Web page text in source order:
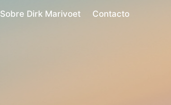
Sobre Dirk Marivoet
Contacto